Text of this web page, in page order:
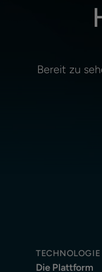
Bereit zu
TECHNOLOGIE
Die Plattform